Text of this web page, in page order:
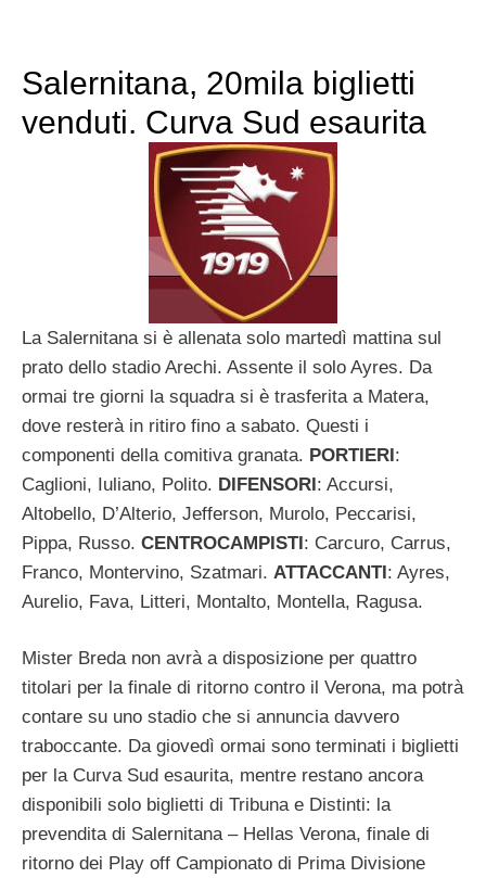
Salernitana, 20mila biglietti
venduti. Curva Sud esaurita
La Salernitana si è allenata solo martedì mattina sul
prato dello stadio Arechi. Assente il solo Ayres. Da
ormai tre giorni la squadra si è trasferita a Matera,
dove resterà in ritiro fino a sabato. Questi i
componenti della comitiva granata. PORTIERI:
Caglioni, Iuliano, Polito. DIFENSORI: Accursi,
Altobello, D’Alterio, Jefferson, Murolo, Peccarisi,
Pippa, Russo. CENTROCAMPISTI: Carcuro, Carrus,
Franco, Montervino, Szatmari. ATTACCANTI: Ayres,
Aurelio, Fava, Litteri, Montalto, Montella, Ragusa.
Mister Breda non avrà a disposizione per quattro
titolari per la finale di ritorno contro il Verona, ma potrà
contare su uno stadio che si annuncia davvero
traboccante. Da giovedì ormai sono terminati i biglietti
per la Curva Sud esaurita, mentre restano ancora
disponibili solo biglietti di Tribuna e Distinti: la
prevendita di Salernitana – Hellas Verona, finale di
ritorno dei Play off Campionato di Prima Divisione